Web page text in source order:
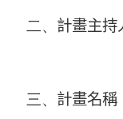
二、 計畫主
三、 計畫名